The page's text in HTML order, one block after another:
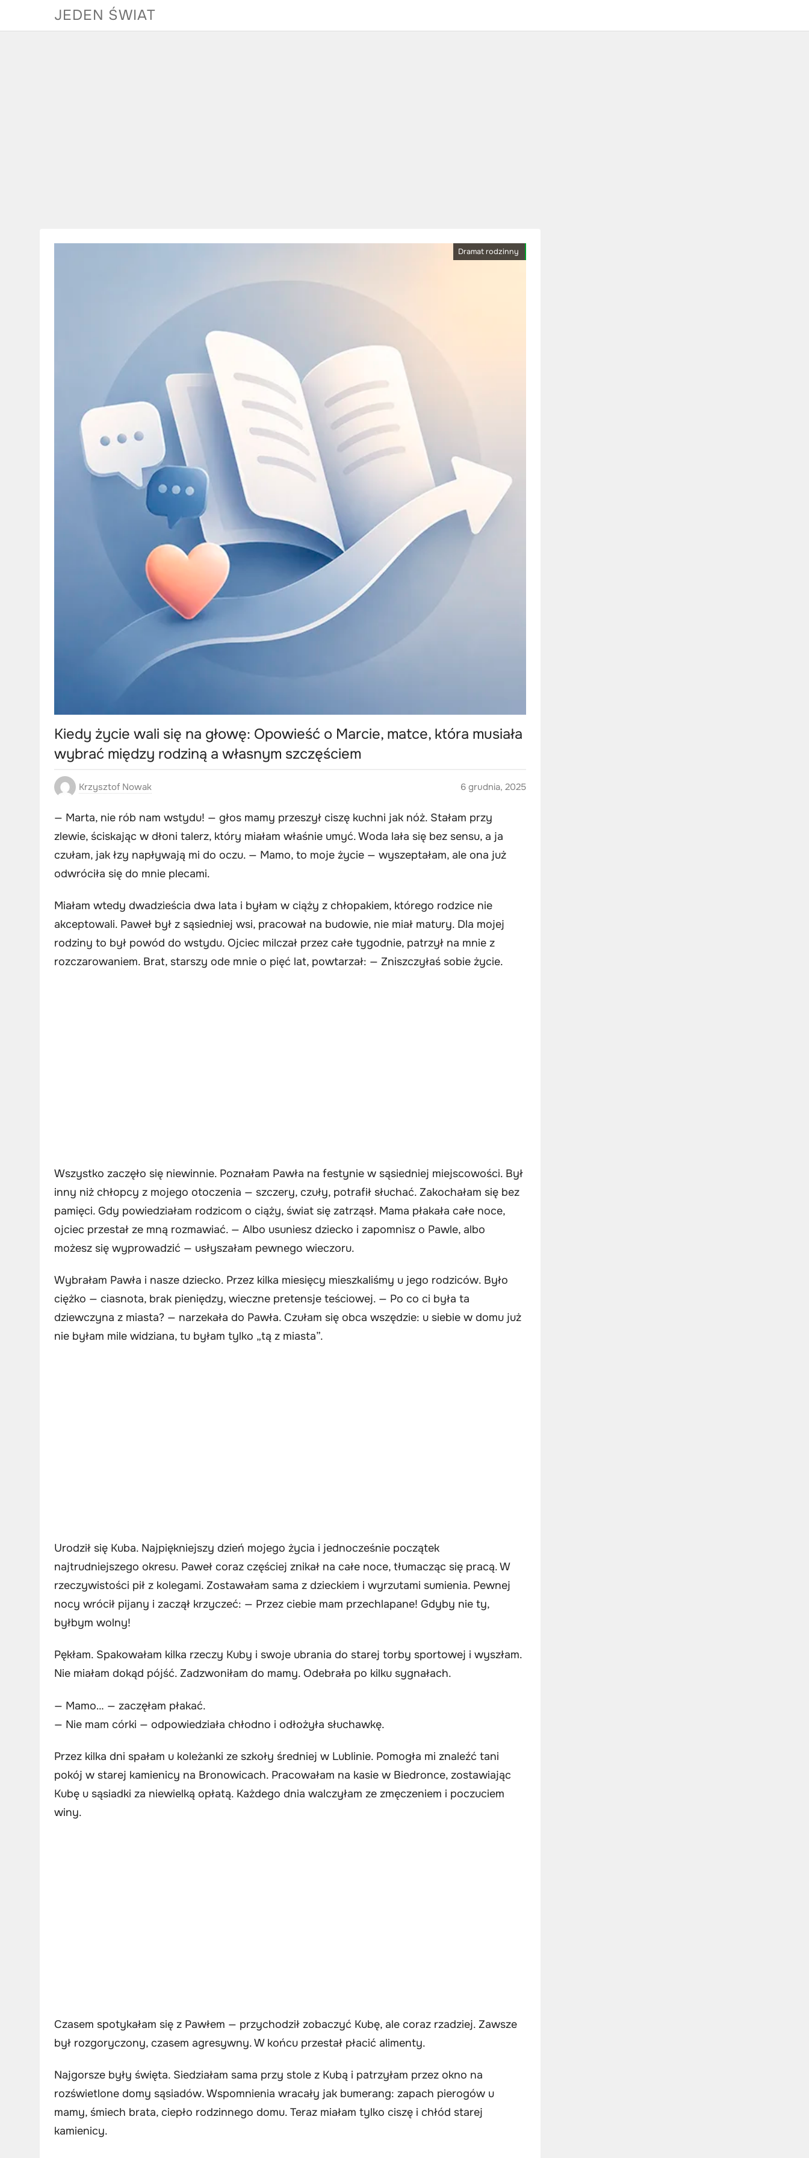
JEDEN ŚWIAT
Dramat rodzinny
Kiedy życie wali się na głowę: Opowieść o Marcie, matce, która musiała
wybrać między rodziną a własnym szczęściem
Krzysztof Nowak 6 grudnia, 2025
— Marta, nie rób nam wstydu! — głos mamy przeszył ciszę kuchni jak nóż. Stałam przy
zlewie, ściskając w dłoni talerz, który miałam właśnie umyć. Woda lała się bez sensu, a ja
czułam, jak łzy napływają mi do oczu. — Mamo, to moje życie — wyszeptałam, ale ona już
odwróciła się do mnie plecami.
Miałam wtedy dwadzieścia dwa lata i byłam w ciąży z chłopakiem, którego rodzice nie
akceptowali. Paweł był z sąsiedniej wsi, pracował na budowie, nie miał matury. Dla mojej
rodziny to był powód do wstydu. Ojciec milczał przez całe tygodnie, patrzył na mnie z
rozczarowaniem. Brat, starszy ode mnie o pięć lat, powtarzał: — Zniszczyłaś sobie życie.
Wszystko zaczęło się niewinnie. Poznałam Pawła na festynie w sąsiedniej miejscowości. Był
inny niż chłopcy z mojego otoczenia — szczery, czuły, potrafił słuchać. Zakochałam się bez
pamięci. Gdy powiedziałam rodzicom o ciąży, świat się zatrząsł. Mama płakała całe noce,
ojciec przestał ze mną rozmawiać. — Albo usuniesz dziecko i zapomnisz o Pawle, albo
możesz się wyprowadzić — usłyszałam pewnego wieczoru.
Wybrałam Pawła i nasze dziecko. Przez kilka miesięcy mieszkaliśmy u jego rodziców. Było
ciężko — ciasnota, brak pieniędzy, wieczne pretensje teściowej. — Po co ci była ta
dziewczyna z miasta? — narzekała do Pawła. Czułam się obca wszędzie: u siebie w domu już
nie byłam mile widziana, tu byłam tylko „tą z miasta”.
Urodził się Kuba. Najpiękniejszy dzień mojego życia i jednocześnie początek
najtrudniejszego okresu. Paweł coraz częściej znikał na całe noce, tłumacząc się pracą. W
rzeczywistości pił z kolegami. Zostawałam sama z dzieckiem i wyrzutami sumienia. Pewnej
nocy wrócił pijany i zaczął krzyczeć: — Przez ciebie mam przechlapane! Gdyby nie ty,
byłbym wolny!
Pękłam. Spakowałam kilka rzeczy Kuby i swoje ubrania do starej torby sportowej i wyszłam.
Nie miałam dokąd pójść. Zadzwoniłam do mamy. Odebrała po kilku sygnałach.
— Mamo… — zaczęłam płakać.
— Nie mam córki — odpowiedziała chłodno i odłożyła słuchawkę.
Przez kilka dni spałam u koleżanki ze szkoły średniej w Lublinie. Pomogła mi znaleźć tani
pokój w starej kamienicy na Bronowicach. Pracowałam na kasie w Biedronce, zostawiając
Kubę u sąsiadki za niewielką opłatą. Każdego dnia walczyłam ze zmęczeniem i poczuciem
winy.
Czasem spotykałam się z Pawłem — przychodził zobaczyć Kubę, ale coraz rzadziej. Zawsze
był rozgoryczony, czasem agresywny. W końcu przestał płacić alimenty.
Najgorsze były święta. Siedziałam sama przy stole z Kubą i patrzyłam przez okno na
rozświetlone domy sąsiadów. Wspomnienia wracały jak bumerang: zapach pierogów u
mamy, śmiech brata, ciepło rodzinnego domu. Teraz miałam tylko ciszę i chłód starej
kamienicy.